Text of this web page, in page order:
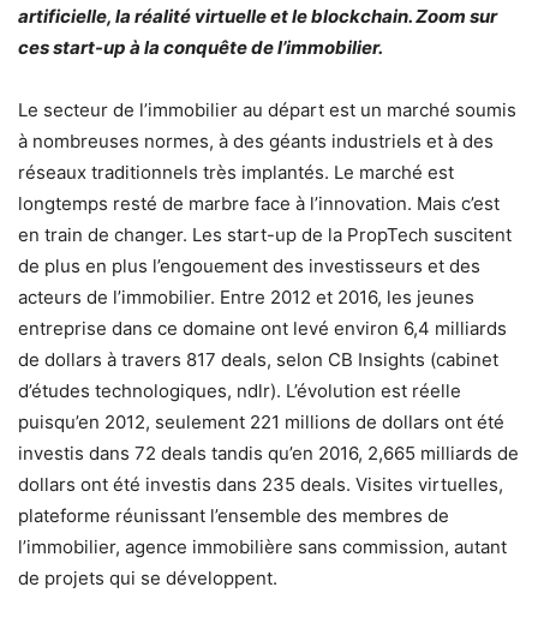
artificielle, la réalité virtuelle et le blockchain. Zoom sur
ces start-up à la conquête de l’immobilier.
Le secteur de l’immobilier au départ est un marché soumis
à nombreuses normes, à des géants industriels et à des
réseaux traditionnels très implantés. Le marché est
longtemps resté de marbre face à l’innovation. Mais c’est
en train de changer. Les start-up de la PropTech suscitent
de plus en plus l’engouement des investisseurs et des
acteurs de l’immobilier. Entre 2012 et 2016, les jeunes
entreprise dans ce domaine ont levé environ 6,4 milliards
de dollars à travers 817 deals, selon CB Insights (cabinet
d’études technologiques, ndlr). L’évolution est réelle
puisqu’en 2012, seulement 221 millions de dollars ont été
investis dans 72 deals tandis qu’en 2016, 2,665 milliards de
dollars ont été investis dans 235 deals. Visites virtuelles,
plateforme réunissant l’ensemble des membres de
l’immobilier, agence immobilière sans commission, autant
de projets qui se développent.